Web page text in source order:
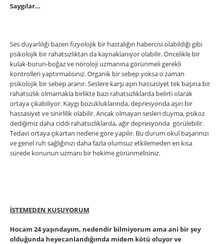
Saygılar…
Ses duyarlılığı bazen fizyolojik bir hastalığın habercisi olabildiği gibi
psikolojik bir rahatsızlıktan da kaynaklanıyor olabilir. Öncelikle bir
kulak-burun-boğaz ve nöroloji uzmanına görünmeli gerekli
kontrolleri yaptırmalısınız. Organik bir sebep yoksa o zaman
psikolojik bir sebep aranır. Seslere karşı aşırı hassasiyet tek başına bir
rahatsızlık olmamakla birlikte bazı rahatsızlıklarda belirti olarak
ortaya çıkabiliyor. Kaygı bozukluklarında, depresyonda aşırı bir
hassasiyet ve sinirlilik olabilir. Ancak olmayan sesleri duyma, psikoz
dediǧimiz daha ciddi rahatsızlıklarda, ağır depresyonda görülebilir.
Tedavi ortaya çıkartan nedene göre yapılır. Bu durum okul başarınızı
ve genel ruh sağlığınızı daha fazla olumsuz etkilemeden en kısa
sürede konunun uzmanı bir hekime görünmelisiniz.
İSTEMEDEN KUSUYORUM
Hocam 24 yaşındayım, nedendir bilmiyorum ama ani bir şey
olduğunda heyecanlandığımda midem kötü oluyor ve